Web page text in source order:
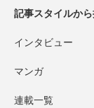
記事スタイルか
インタビュー
マンガ
連載一覧